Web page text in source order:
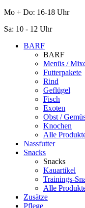
Mo + Do: 16-18 Uhr
Sa: 10 - 12 Uhr
BARF
BARF
Menüs /
Futterpakete
Rind
Geflügel
Fisch
Exoten
Obst /
Knochen
Alle
Nassfutter
Snacks
Snacks
Kauartikel
Trainings-
Alle
Zusätze
Pflege